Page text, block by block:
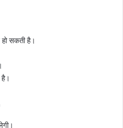
सकती है।